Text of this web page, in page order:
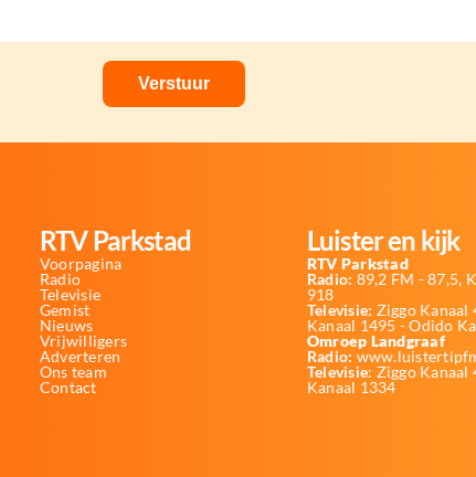
RTV Parkstad
Voorpagina
Radio
Televisie
Gemist
Nieuws
Vrijwilligers
Adverteren
Ons team
Contact
Luister en kijk
RTV Parkstad
Radio: 89,2 FM - 87,5,
918
Televisie: Ziggo Kanaal
Kanaal 1495 - Odido
Omroep Landgraaf
Radio:
Televisie: Ziggo Kanaal
Kanaal 1334